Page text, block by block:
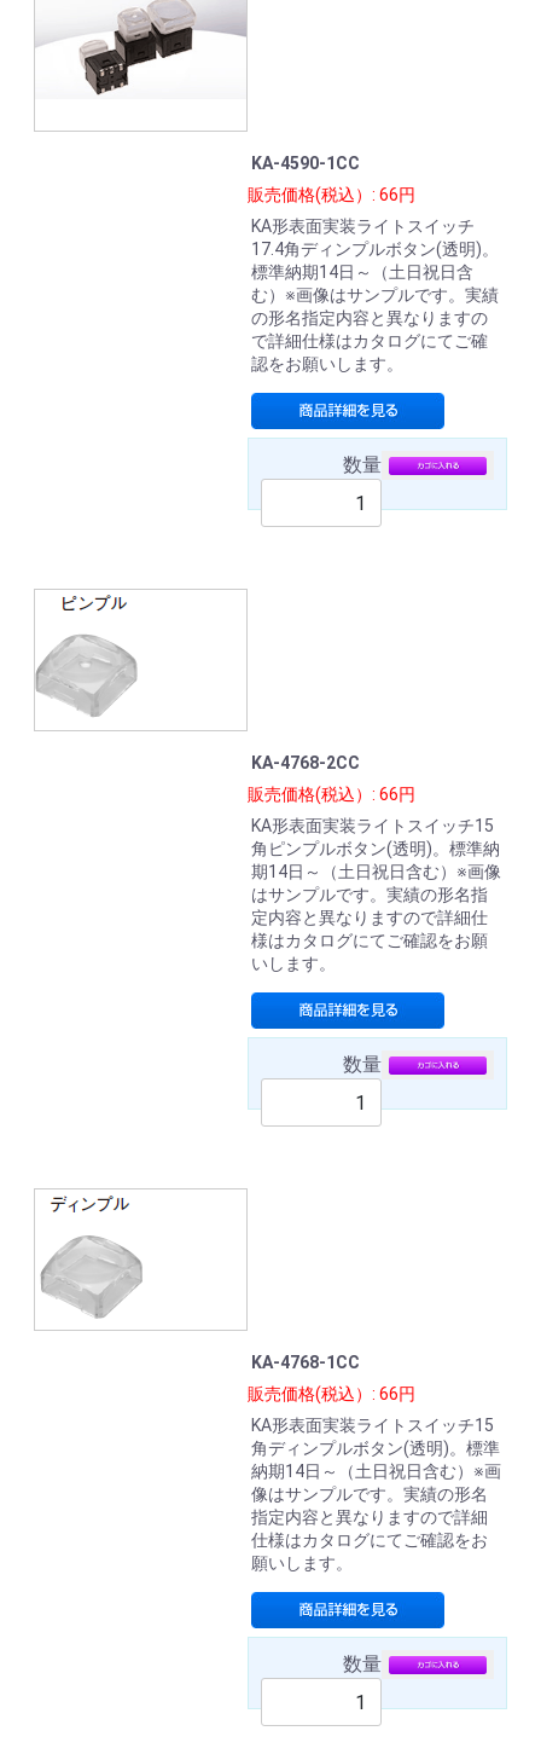
KA-4590-1CC
販売価格(税込）: 66円
KA形表面実装ライトスイッチ
17.4角ディンプルボタン(透明)。
標準納期14日～（土日祝日含
む）※画像はサンプルです。実績
の形名指定内容と異なりますの
で詳細仕様はカタログにてご確
認をお願いします。
数量
KA-4768-2CC
販売価格(税込）: 66円
KA形表面実装ライトスイッチ15
角ピンプルボタン(透明)。標準納
期14日～（土日祝日含む）※画像
はサンプルです。実績の形名指
定内容と異なりますので詳細仕
様はカタログにてご確認をお願
いします。
数量
KA-4768-1CC
販売価格(税込）: 66円
KA形表面実装ライトスイッチ15
角ディンプルボタン(透明)。標準
納期14日～（土日祝日含む）※画
像はサンプルです。実績の形名
指定内容と異なりますので詳細
仕様はカタログにてご確認をお
願いします。
数量